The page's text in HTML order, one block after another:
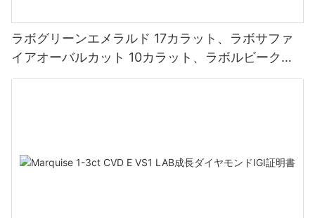
ラボグリーンエメラルド 17カラット、ラボサファ
イアオーバルカット 10カラット、ラボルビークッ
ションカット 12カラット